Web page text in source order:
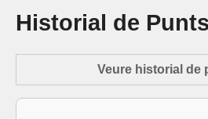
Historial de Punts
Veure historial de